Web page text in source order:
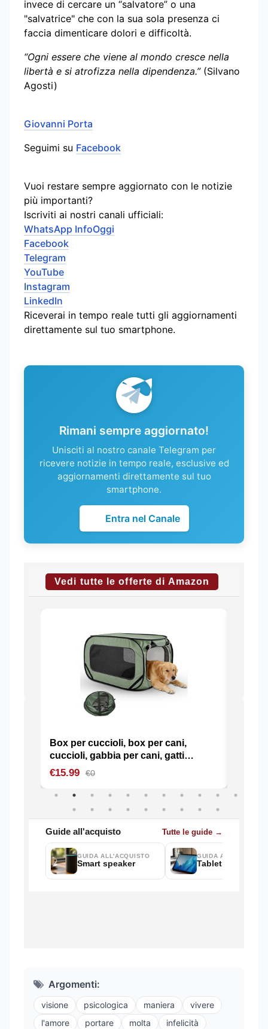
invece di cercare un “salvatore” o una
"salvatrice" che con la sua sola presenza ci
faccia dimenticare dolori e difficoltà.
“Ogni essere che viene al mondo cresce nella
libertà e si atrofizza nella dipendenza.”(Silvano
Agosti)
Giovanni Porta
Seguimi su Facebook
Vuoi restare sempre aggiornato con le notizie
più importanti?
Iscriviti ai nostri canali ufficiali:
WhatsApp InfoOggi
Facebook
Telegram
YouTube
Instagram
LinkedIn
Riceverai in tempo reale tutti gli aggiornamenti
direttamente sul tuo smartphone.
Rimani sempre aggiornato!
Unisciti al nostro canale Telegram per
ricevere notizie in tempo reale, esclusive ed
aggiornamenti direttamente sul tuo
smartphone.
Entra nel Canale
Argomenti:
visione psicologica maniera
vivere
l'amore
portare molta infelicità